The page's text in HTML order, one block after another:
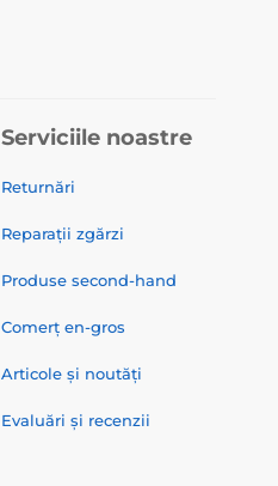
Serviciile noastre
Returnări
Reparații zgărzi
Produse second-hand
Comerț en-gros
Articole și noutăți
Evaluări și recenzii